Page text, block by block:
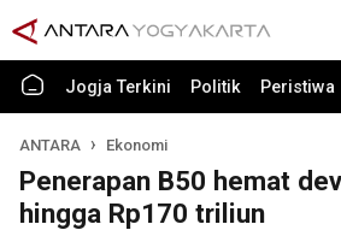
Jogja Terkini Politik Peristiwa
ANTARA Ekonomi
Penerapan B50 hemat
hingga Rp170 triliun